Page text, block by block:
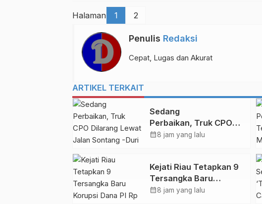
Halaman 1 2
Penulis Redaksi
Cepat, Lugas dan Akurat
ARTIKEL TERKAIT
Sedang
Perbaikan, Truk CPO
Dilarang Lewat Jalan
calendar_month8 jam yang lalu
Kejati Riau Tetapkan 9
Tersangka Baru
Korupsi Dana PI Rp
calendar_month8 jam yang lalu